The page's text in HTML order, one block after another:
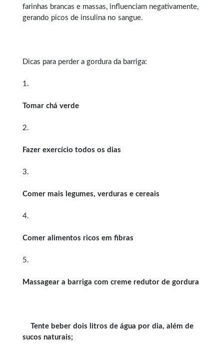
farinhas brancas e massas, influenciam negativamente,
gerando picos de insulina no sangue.
Dicas para perder a gordura da barriga:
1.
Tomar chá verde
2.
Fazer exercício todos os dias
3.
Comer mais legumes, verduras e cereais
4.
Comer alimentos ricos em fibras
5.
Massagear a barriga com creme redutor de gordura
Tente beber dois litros de água por dia, além de
sucos naturais;